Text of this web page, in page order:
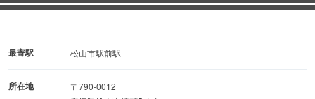
いつもの暮らしに「ホッと」できる時間をご提供いたしま
最寄駅 松山市駅前駅
所在地
〒790-0012